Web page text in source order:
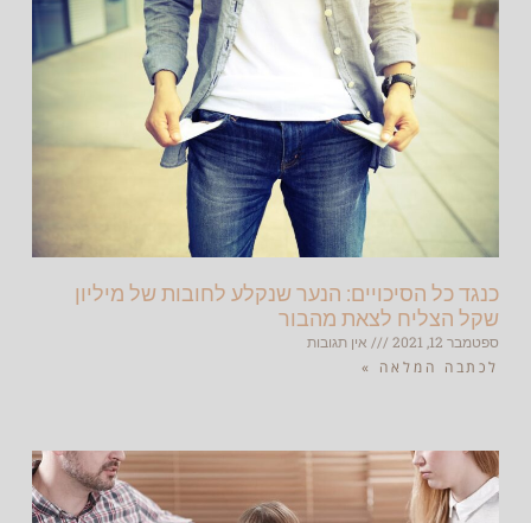
כנגד כל הסיכויים: הנער שנקלע לחובות של מיליון
שקל הצליח לצאת מהבור
ספטמבר 12, 2021 אין תגובות
לכתבה המלאה »